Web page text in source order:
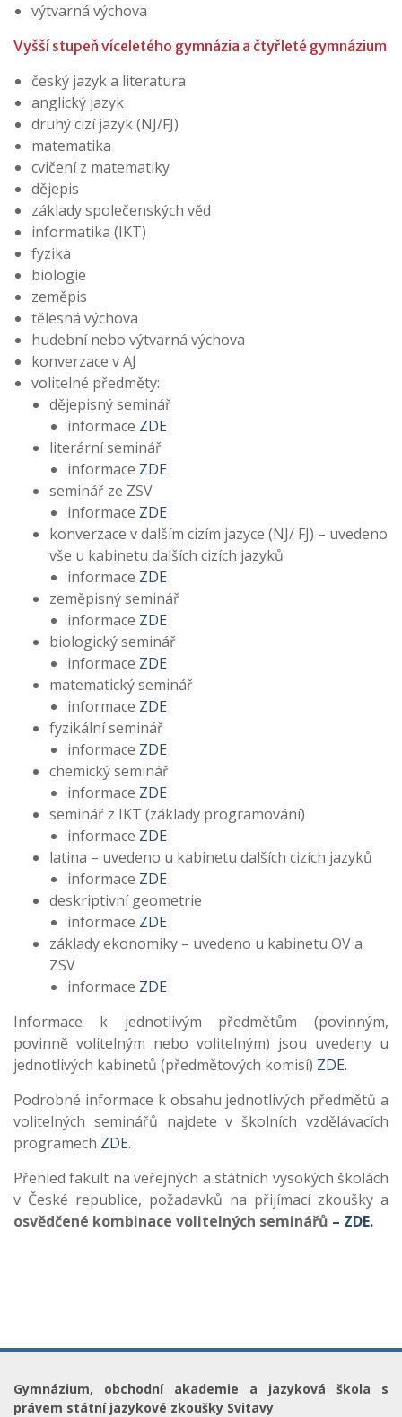
výtvarná výchova
Vyšší stupeň víceletého gymnázia a čtyřleté gymnázium
český jazyk a literatura
anglický jazyk
druhý cizí jazyk (NJ/FJ)
matematika
cvičení z matematiky
dějepis
základy společenských věd
informatika (IKT)
fyzika
biologie
zeměpis
tělesná výchova
hudební nebo výtvarná výchova
konverzace v AJ
volitelné předměty:
dějepisný seminář
informace ZDE
literární seminář
informace ZDE
seminář ze ZSV
informace ZDE
konverzace v dalším cizím jazyce (NJ/ FJ) – uvedeno
vše u kabinetu dalších cizích jazyků
informace ZDE
zeměpisný seminář
informace ZDE
biologický seminář
informace ZDE
matematický seminář
informace ZDE
fyzikální seminář
informace ZDE
chemický seminář
informace ZDE
seminář z IKT (základy programování)
informace ZDE
latina – uvedeno u kabinetu dalších cizích jazyků
informace ZDE
deskriptivní geometrie
informace ZDE
základy ekonomiky – uvedeno u kabinetu OV a
ZSV
informace ZDE
Informace k jednotlivým předmětům (povinným,
povinně volitelným nebo volitelným) jsou uvedeny u
jednotlivých kabinetů (předmětových komisí) ZDE.
Podrobné informace k obsahu jednotlivých předmětů a
volitelných seminářů najdete v školních vzdělávacích
programech ZDE.
Přehled fakult na veřejných a státních vysokých školách
v České republice, požadavků na přijímací zkoušky a
osvědčené kombinace volitelných seminářů – ZDE.
Gymnázium, obchodní akademie a jazyková škola s
právem státní jazykové zkoušky Svitavy